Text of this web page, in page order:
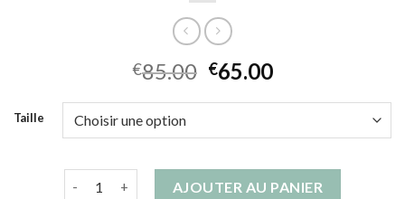
€85.00 €65.00
Taille
AJOUTER AU PANIER